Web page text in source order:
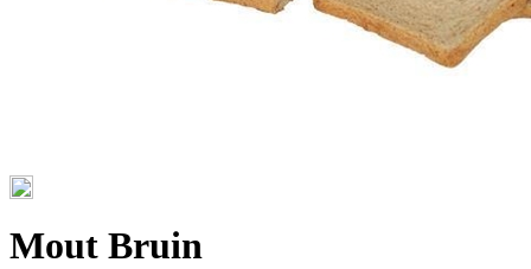
Mout Bruin